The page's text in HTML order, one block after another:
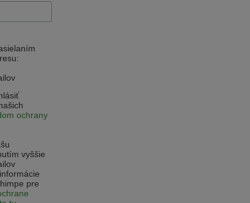
ochrany
vyššie
pre